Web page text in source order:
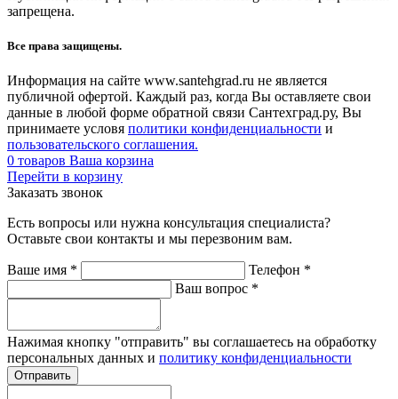
запрещена.
Все права защищены.
Информация на сайте www.santehgrad.ru не является
публичной офертой. Каждый раз, когда Вы оставляете свои
данные в любой форме обратной связи Сантехград.ру, Вы
принимаете условя политики конфиденциальности и
пользовательского соглашения.
0 товаров Ваша корзина
Перейти в корзину
Заказать звонок
Есть вопросы или нужна консультация специалиста?
Оставьте свои контакты и мы перезвоним вам.
Ваше имя * Телефон *
Ваш вопрос *
Нажимая кнопку "отправить" вы соглашаетесь на обработку
персональных данных и политику конфиденциальности